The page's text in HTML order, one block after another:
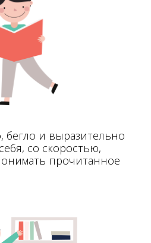
бегло и выразительно
со скоростью,
прочитанное